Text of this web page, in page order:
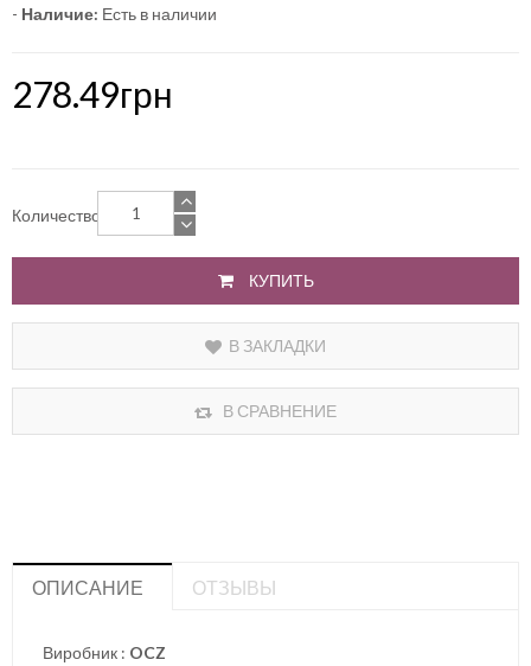
- Наличие: Есть в наличии
278.49грн
Количество
КУПИТЬ
В ЗАКЛАДКИ
В СРАВНЕНИЕ
ОПИСАНИЕ ОТЗЫВЫ
Виробник : OCZ